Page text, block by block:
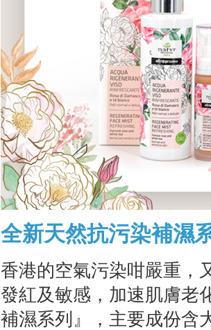
全新天然抗污染補濕
香港的空氣污染咁嚴重，
發紅及敏感，加速肌膚老
補濕系列』，主要成份含